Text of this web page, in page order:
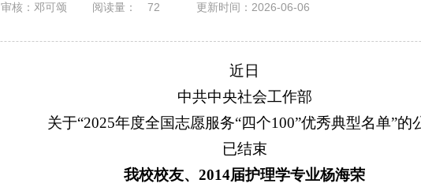
审核：邓可颂 阅读量： 72 更新时间：2026-06-06
近日
中共中央社会工作部
关于“2025年度全国志愿服务“四个100”优秀典型名单”的
已结束
我校校友、2014届护理学专业杨海荣